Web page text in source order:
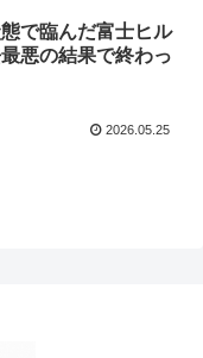
で臨んだ富士ヒル
悪の結果で終わっ
2026.05.25